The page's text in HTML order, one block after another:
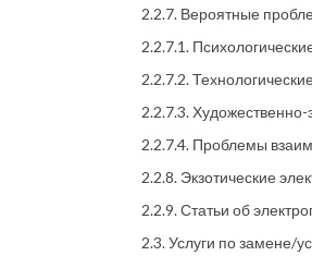
2.2.7. Вероятные
2.2.7.1.
2.2.7.2.
2.2.7.3.
2.2.7.4. Проблемы
2.2.8. Экзотические
2.2.9. Статьи об
2.3. Услуги по замене/